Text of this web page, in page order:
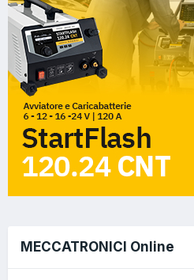
MECCATRONICI Online